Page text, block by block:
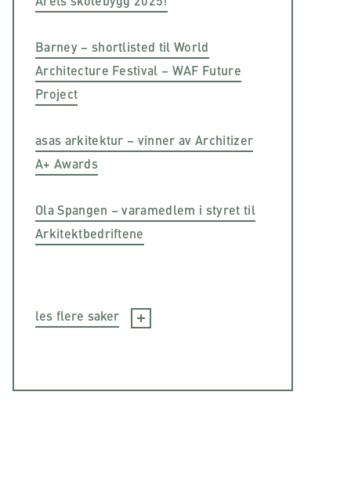
Barney – shortlisted til World
Architecture Festival – WAF Future
Project
asas arkitektur – vinner av Architizer
A+ Awards
Ola Spangen – varamedlem i styret til
Arkitektbedriftene
les flere saker